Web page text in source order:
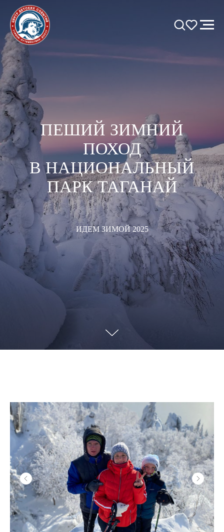
ПЕШИЙ ЗИМНИЙ
ПОХОД
В НАЦИОНАЛЬНЫЙ
ПАРК ТАГАНАЙ
ИДЕМ ЗИМОЙ 2025